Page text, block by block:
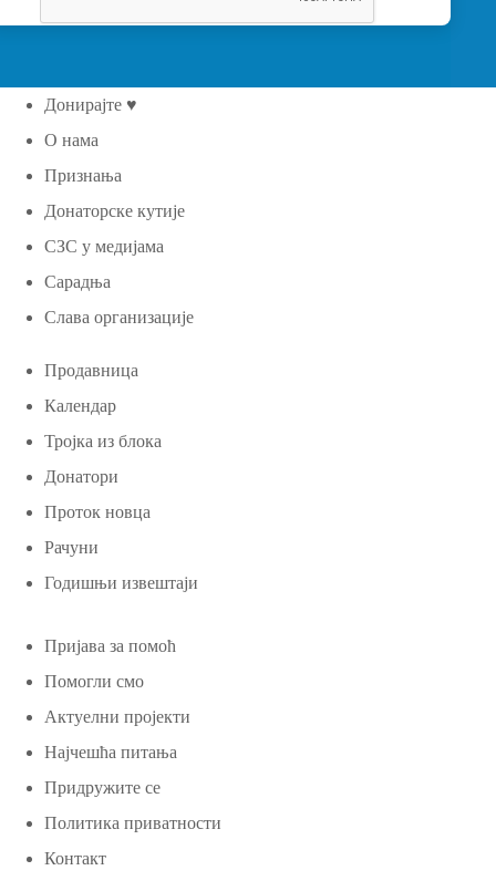
Донирајте ♥
О нама
Признања
Донаторске кутије
СЗС у медијама
Сарадња
Слава организације
Продавница
Календар
Тројка из блока
Донатори
Проток новца
Рачуни
Годишњи извештаји
Пријава за помоћ
Помогли смо
Актуелни пројекти
Најчешћа питања
Придружите се
Политика приватности
Контакт